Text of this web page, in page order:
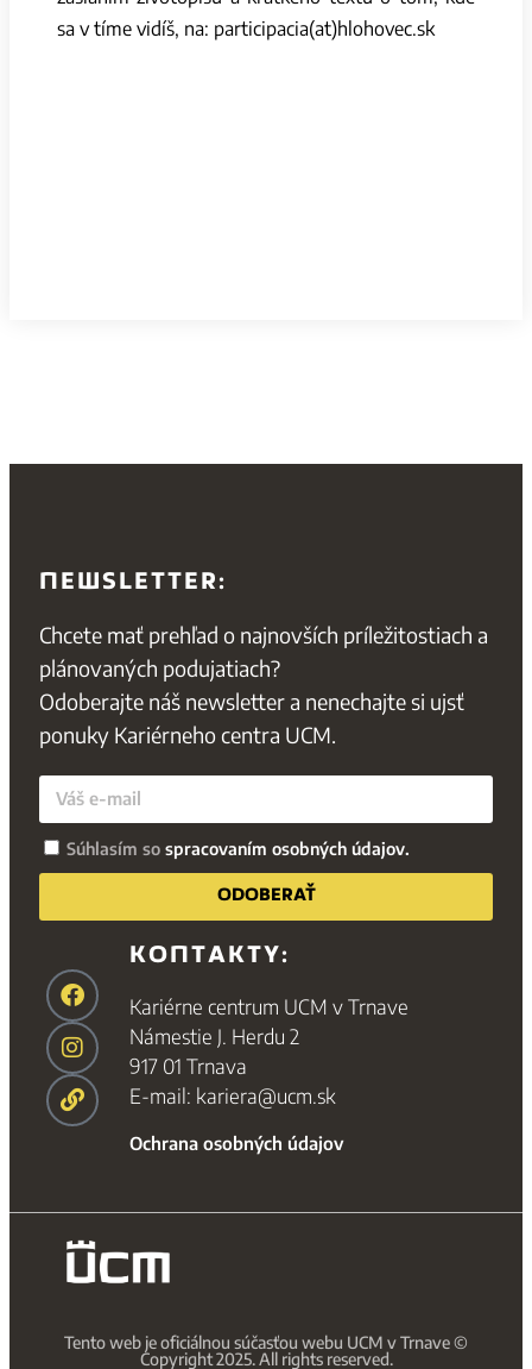
sa v tíme vidíš, na: participacia(at)hlohovec.sk
NEWSLETTER:
Chcete mať prehľad o najnovších príležitostiach a
plánovaných podujatiach?
Odoberajte náš newsletter a nenechajte si ujsť
ponuky Kariérneho centra UCM.
Súhlasím so spracovaním osobných údajov.
ODOBERAŤ
KONTAKTY:
Kariérne centrum UCM v Trnave
Námestie J. Herdu 2
917 01 Trnava
E-mail: kariera@ucm.sk
Ochrana osobných údajov
Tento web je oficiálnou súčasťou webu UCM v Trnave ©
Copyright 2025. All rights reserved.